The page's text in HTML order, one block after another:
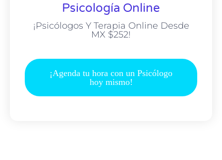
Psicología Online
¡Psicólogos Y Terapia Online Desde
MX $252!
¡Agenda tu hora con un Psicólogo
hoy mismo!